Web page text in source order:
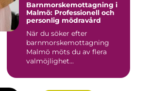
Barnmorskemottagning i
Malmö: Professionell och
personlig mödravård
När du söker efter
barnmorskemottagning
Malmö möts du av flera
valmöjlighet...